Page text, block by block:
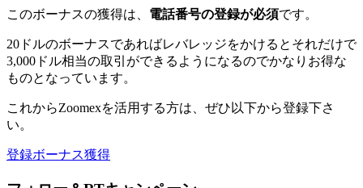
このボーナスの獲得は、 電話番号の登録が必須です。
20ドルのボーナスであればレバレッジをかけるとそれだけで
3,000ドル相当の取引ができるようになるのでかなりお得な
ものとなっています。
これからZoomexを活用する方は、ぜひ以下から登録下さ
い。
登録ボーナス獲得